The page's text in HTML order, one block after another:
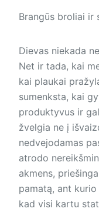
Brangūs broliai ir
Dievas niekada
Net ir tada, kai
kai plaukai
sumenksta, kai
produktyvus ir
žvelgia ne į
nedvejodamas
atrodo
akmens,
pamatą, ant kurio
kad visi kartu